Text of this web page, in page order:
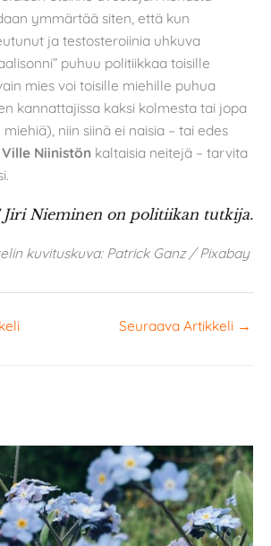
ymmärtää siten, että kun
ja testosteroiinia uhkuva
puhuu politiikkaa toisille
mies voi toisille miehille puhua
kannattajissa kaksi kolmesta tai jopa
niin siinä ei naisia – tai edes
Ville Niinistön kaltaisia neitejä – tarvita
Jiri Nieminen on politiikan tutkija.
kuvituskuva: Patrick Ganz / Pixabay
Seuraava Artikkeli →